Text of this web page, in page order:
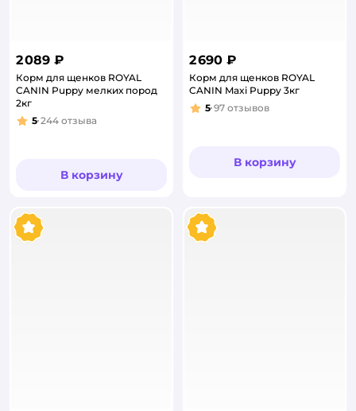
2 089 ₽
Корм для щенков ROYAL
CANIN Puppy мелких пород
2кг
Рейтинг:
5 244 отзыва
В корзину
2 690 ₽
Корм для щенков ROYAL
CANIN Maxi Puppy 3кг
Рейтинг:
5 97 отзывов
В корзину